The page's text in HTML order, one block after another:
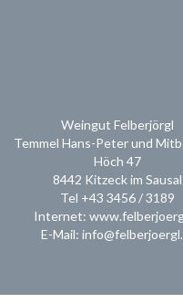
Weingut Felberjörgl
Temmel Hans-Peter und
Höch 47
8442 Kitzeck im Sausal
Tel +43 3456 / 3189
Internet:
E-Mail: